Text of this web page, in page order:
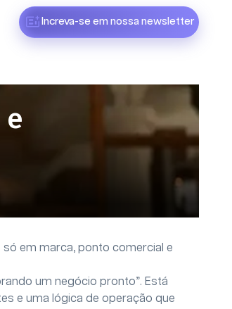
Increva-se em nossa newsletter
só em marca, ponto comercial e
um negócio pronto”. Está
e uma lógica de operação que